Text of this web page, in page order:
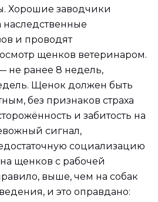
Хорошие заводчики
и проводят
щенков ветеринаром.
не ранее 8 недель,
Щенок должен быть
без признаков страха
и забитость на
сигнал,
социализацию
щенков с рабочей
выше, чем на собак
и это оправдано: